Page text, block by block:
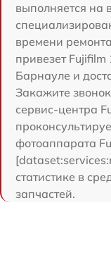
выполняется на
времени
привезет
Барнауле и
Закажите
сервис-центра
фотоаппарата
статистике в
запчастей.